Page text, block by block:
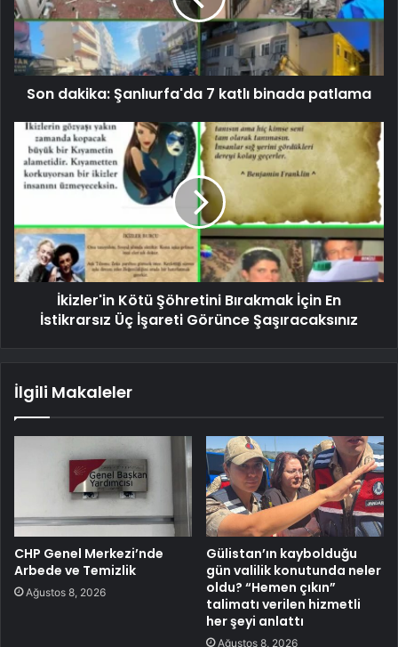
Son dakika: Şanlıurfa'da 7 katlı binada patlama
İkizler'in Kötü Şöhretini Bırakmak İçin En
İstikrarsız Üç İşareti Görünce Şaşıracaksınız
İlgili Makaleler
CHP Genel Merkezi’nde
Arbede ve Temizlik
Ağustos 8, 2026
Gülistan’ın kaybolduğu
gün valilik konutunda neler
oldu? “Hemen çıkın”
talimatı verilen hizmetli
her şeyi anlattı
Ağustos 8, 2026